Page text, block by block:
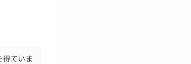
得ていま